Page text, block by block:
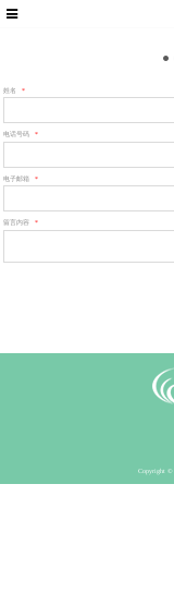
姓名 *
电话号码 *
电子邮箱 *
留言内容 *
Copyright ©